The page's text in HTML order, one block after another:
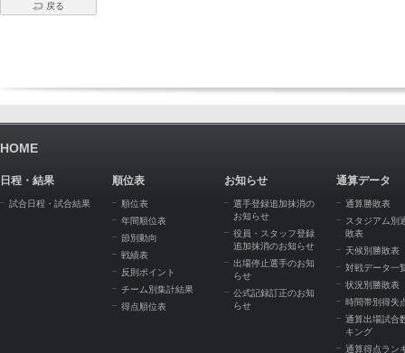
戻る
HOME
日程・結果
試合日程・試合結果
順位表
順位表
年間順位表
節別動向
戦績表
反則ポイント
チーム別集計結果
得点順位表
お知らせ
選手登録追加抹消の
お知らせ
役員・スタッフ登録
追加抹消のお知らせ
出場停止選手のお知
らせ
公式記録訂正のお知
らせ
通算データ
通算勝敗表
スタジアム別
敗表
天候別勝敗表
対戦データ一
状況別勝敗表
時間帯別得失
通算出場試合
キング
通算得点ラン